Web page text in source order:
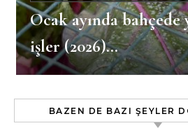
Ocak ayında bahçede
işler (2026)…
BAZEN DE BAZI ŞEYLER